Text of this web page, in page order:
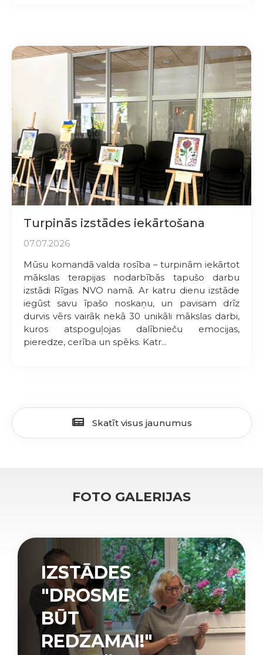
Turpinās izstādes iekārtošana
07.07.2026
Mūsu komandā valda rosība – turpinām iekārtot
mākslas terapijas nodarbībās tapušo darbu
izstādi Rīgas NVO namā. Ar katru dienu izstāde
iegūst savu īpašo noskaņu, un pavisam drīz
durvis vērs vairāk nekā 30 unikāli mākslas darbi,
kuros atspoguļojas dalībnieču emocijas,
pieredze, cerība un spēks. Katr...
Skatīt visus jaunumus
FOTO GALERIJAS
IZSTĀDES
"DROSME
BŪT
REDZAMAI!"